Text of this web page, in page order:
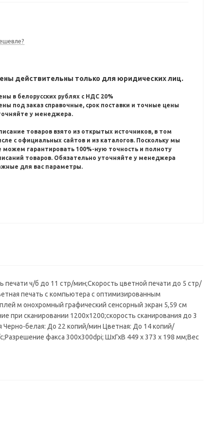
до 1200 x 1200 т/д;Дисплей м онохромный
сканера планшетный с утройством АПД;Разрешение
факса 300х300dpi; ШхГхВ 449 x 373 x 198 мм;Вес
действительны только для юридических лиц.
в белорусских рублях с НДС 20%
под заказ справочные, срок поставки и точные цены
у менеджера.
товаров взято из открытых источников, в том
с официальных сайтов и из каталогов. Поскольку мы
можем гарантировать 100%-ную точность и полноту
товаров. Обязательно уточняйте у менеджера
для вас параметры.
ч/б до 11 стр/мин;Скорость цветной печати до 5 стр/
печать с компьютера с оптимизированным
м онохромный графический сенсорный экран 5,59 см
при сканировании 1200х1200;скорость сканирования до 3
белая: До 22 копий/мин Цветная: До 14 копий/
факса 300х300dpi; ШхГхВ 449 x 373 x 198 мм;Вес